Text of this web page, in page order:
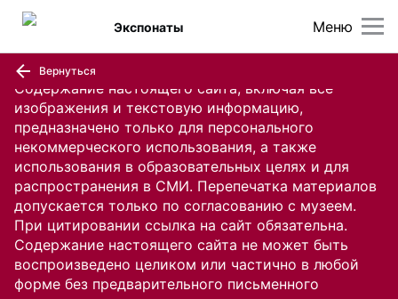
Содержание настоящего сайта, включая все
изображения и текстовую информацию,
предназначено только для персонального
некоммерческого использования, а также
использования в образовательных целях и для
распространения в СМИ. Перепечатка материалов
допускается только по согласованию с музеем.
При цитировании ссылка на сайт обязательна.
Содержание настоящего сайта не может быть
воспроизведено целиком или частично в любой
форме без предварительного письменного
Меню
Экспонаты
Вернуться